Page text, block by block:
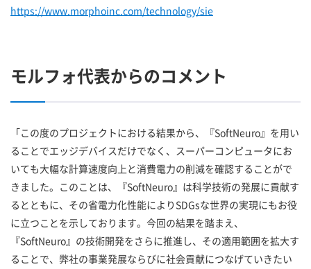
https://www.morphoinc.com/technology/sie
モルフォ代表からのコメント
「この度のプロジェクトにおける結果から、『SoftNeuro』を用い
ることでエッジデバイスだけでなく、スーパーコンピュータにお
いても大幅な計算速度向上と消費電力の削減を確認することがで
きました。このことは、『SoftNeuro』は科学技術の発展に貢献す
るとともに、その省電力化性能によりSDGsな世界の実現にもお役
に立つことを示しております。今回の結果を踏まえ、
『SoftNeuro』の技術開発をさらに推進し、その適用範囲を拡大す
ることで、弊社の事業発展ならびに社会貢献につなげていきたい